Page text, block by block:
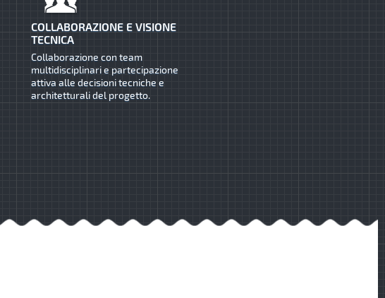
COLLABORAZIONE E VISIONE
TECNICA
Collaborazione con team
multidisciplinari e partecipazione
attiva alle decisioni tecniche e
architetturali del progetto.